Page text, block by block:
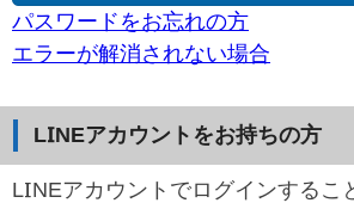
パスワードをお忘れの方
エラーが解消されない場合
LINEアカウントをお持ちの方
LINEアカウントでログインするこ